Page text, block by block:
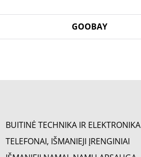
GOOBAY
BUITINĖ TECHNIKA IR ELEKTRONIKA
TELEFONAI, IŠMANIEJI ĮRENGINIAI